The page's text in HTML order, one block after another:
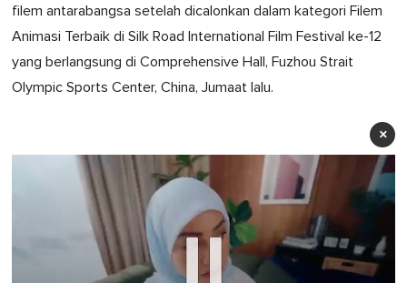
filem antarabangsa setelah dicalonkan dalam kategori Filem
Animasi Terbaik di Silk Road International Film Festival ke-12
yang berlangsung di Comprehensive Hall, Fuzhou Strait
Olympic Sports Center, China, Jumaat lalu.
×